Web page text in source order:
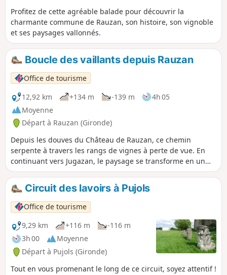
Profitez de cette agréable balade pour découvrir la
charmante commune de Rauzan, son histoire, son vignoble
et ses paysages vallonnés.
Boucle des vaillants depuis Rauzan
Office de tourisme
12,92 km
+134 m -139 m
4h 05
Moyenne
Départ à Rauzan (Gironde)
Depuis les douves du Château de Rauzan, ce chemin
serpente à travers les rangs de vignes à perte de vue. En
continuant vers Jugazan, le paysage se transforme en un
relief vallonné offrant de magnifiques panoramas sur la
vallée de l’Engranne.
Circuit des lavoirs à Pujols
Office de tourisme
9,29 km
+116 m
-116 m
3h 00
Moyenne
Départ à Pujols (Gironde)
Tout en vous promenant le long de ce circuit, soyez attentif !